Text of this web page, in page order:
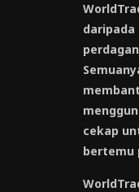
cekap
bertemu